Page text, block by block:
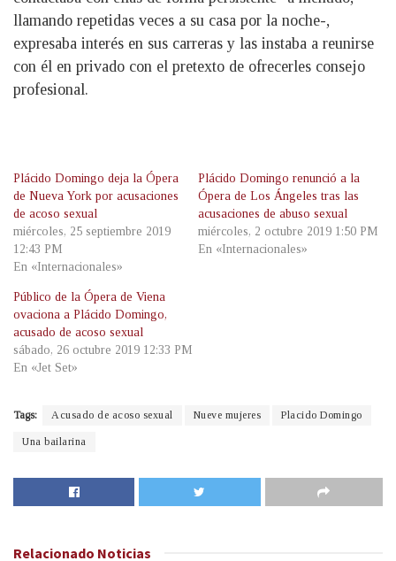
llamando repetidas veces a su casa por la noche-,
expresaba interés en sus carreras y las instaba a reunirse
con él en privado con el pretexto de ofrecerles consejo
profesional.
Plácido Domingo deja la Ópera
de Nueva York por acusaciones
de acoso sexual
miércoles, 25 septiembre 2019
12:43 PM
En «Internacionales»
Plácido Domingo renunció a la
Ópera de Los Ángeles tras las
acusaciones de abuso sexual
miércoles, 2 octubre 2019 1:50 PM
En «Internacionales»
Público de la Ópera de Viena
ovaciona a Plácido Domingo,
acusado de acoso sexual
sábado, 26 octubre 2019 12:33 PM
En «Jet Set»
Tags: Acusado de acoso sexual Nueve mujeres Placido Domingo
Una bailarina
Relacionado Noticias